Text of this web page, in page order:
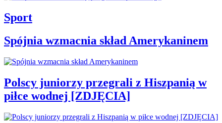
Sport
Spójnia wzmacnia skład Amerykaninem
Polscy juniorzy przegrali z Hiszpanią w
piłce wodnej [ZDJĘCIA]